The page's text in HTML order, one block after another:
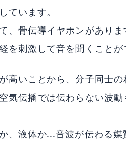
ています。
、骨伝導イヤホンがあり
を刺激して音を聞くことが
高いことから、分子同士
気伝播では伝わらない波
、液体か...音波が伝わる媒